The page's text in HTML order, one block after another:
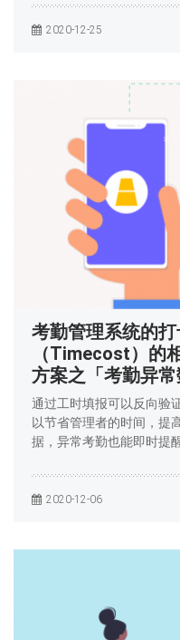
2020-12-25
考勤管理系统的
（Timecost）的
方案之「考勤异常
通过工时填报可以反向验
以节省管理者的时间，提
据，异常考勤也能即时提醒
2020-12-06